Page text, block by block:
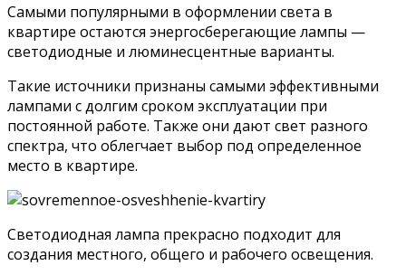
Самыми популярными в оформлении света в
квартире остаются энергосберегающие лампы —
светодиодные и люминесцентные варианты.
Такие источники признаны самыми эффективными
лампами с долгим сроком эксплуатации при
постоянной работе. Также они дают свет разного
спектра, что облегчает выбор под определенное
место в квартире.
Светодиодная лампа прекрасно подходит для
создания местного, общего и рабочего освещения.